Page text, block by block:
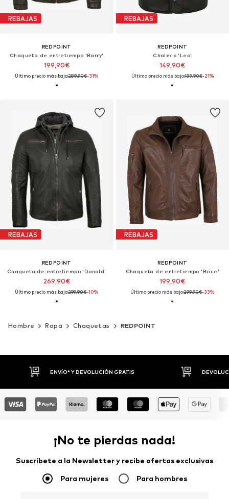
REBAJAS
REDPOINT
Chaqueta de entretiempo 'Barry'
199,90€
Último precio más bajo:289,90€-31%
REBAJAS
REDPOINT
Chaleco 'Leo'
149,90€
Último precio más bajo:189,90€-21%
REBAJAS
REDPOINT
Chaqueta de entretiempo 'Donald'
269,90€
Último precio más bajo:299,90€-10%
REBAJAS
REDPOINT
Chaqueta de entretiempo 'Brice'
199,90€
Último precio más bajo:299,90€-33%
Hombre Ropa Chaquetas REDPOINT
DEVOLUCIONES HASTA 30 DÍAS
¡No te pierdas nada!
Suscríbete a la Newsletter y recibe ofertas exclusivas
Para mujeres Para hombres